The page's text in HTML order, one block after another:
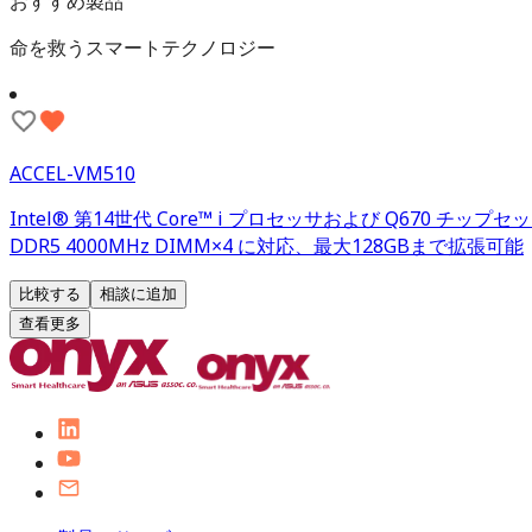
命を救うスマートテクノロジー
ACCEL-VM510
Intel® 第14世代 Core™ i プロセッサおよび Q670 チップセ
DDR5 4000MHz DIMM×4 に対応、最大128GBまで拡張可能
比較する
相談に追加
查看更多